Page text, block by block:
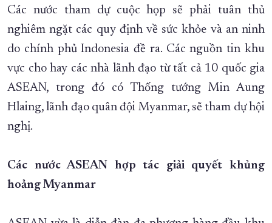
Các nước tham dự cuộc họp sẽ phải tuân thủ
nghiêm ngặt các quy định về sức khỏe và an ninh
do chính phủ Indonesia đề ra. Các nguồn tin khu
vực cho hay các nhà lãnh đạo từ tất cả 10 quốc gia
ASEAN, trong đó có Thống tướng Min Aung
Hlaing, lãnh đạo quân đội Myanmar, sẽ tham dự hội
nghị.
Các nước ASEAN hợp tác giải quyết khủng
hoảng Myanmar